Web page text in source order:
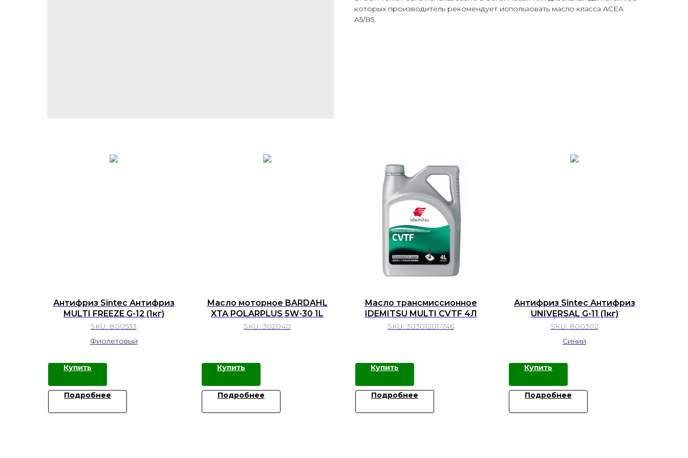
которых производитель рекомендует использовать масло класса ACEA
A5/B5.
Антифриз Sintec Антифриз
MULTI FREEZE G-12 (1кг)
SKU: 800533
Фиолетовый
Купить
Подробнее
Масло моторное BARDAHL
XTA POLARPLUS 5W-30 1L
SKU: 302040
Купить
Подробнее
Масло трансмиссионное
IDEMITSU MULTI CVTF 4Л
SKU: 30301201-746
Купить
Подробнее
Антифриз Sintec Антифриз
UNIVERSAL G-11 (1кг)
SKU: 800302
Синий
Купить
Подробнее